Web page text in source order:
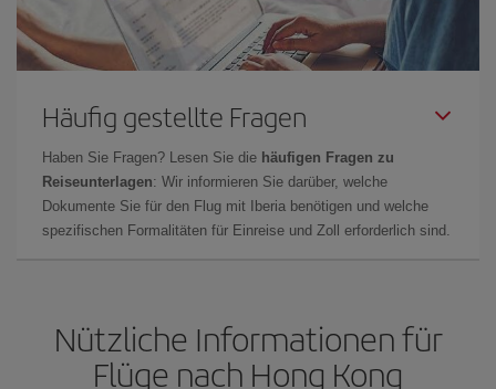
Häufig gestellte Fragen
Haben Sie Fragen? Lesen Sie die häufigen Fragen zu
Reiseunterlagen: Wir informieren Sie darüber, welche
Dokumente Sie für den Flug mit Iberia benötigen und welche
spezifischen Formalitäten für Einreise und Zoll erforderlich sind.
Nützliche Informationen für
Flüge nach Hong Kong